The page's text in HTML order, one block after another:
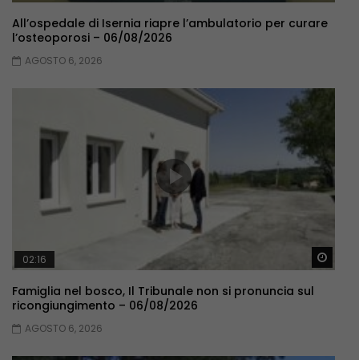
All’ospedale di Isernia riapre l’ambulatorio per curare
l’osteoporosi – 06/08/2026
AGOSTO 6, 2026
02:16
Famiglia nel bosco, Il Tribunale non si pronuncia sul
ricongiungimento – 06/08/2026
AGOSTO 6, 2026